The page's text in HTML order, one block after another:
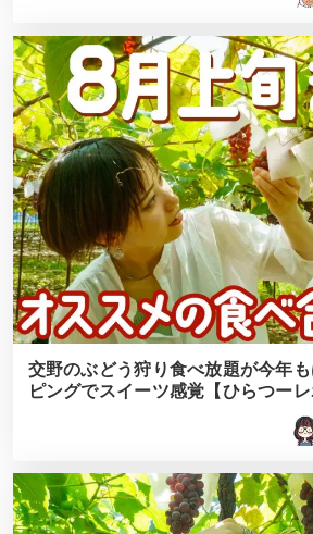
交野のぶどう狩り食べ放題が今年
ピングでスイーツ感覚【ひらつーレ